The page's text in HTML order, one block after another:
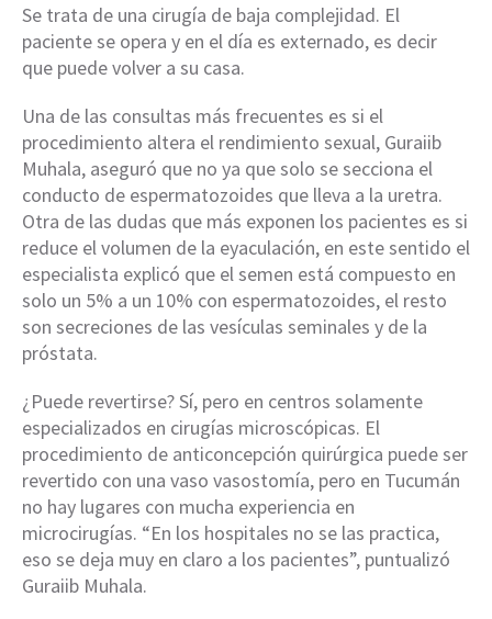
Se trata de una cirugía de baja complejidad. El
paciente se opera y en el día es externado, es decir
que puede volver a su casa.
Una de las consultas más frecuentes es si el
procedimiento altera el rendimiento sexual, Guraiib
Muhala, aseguró que no ya que solo se secciona el
conducto de espermatozoides que lleva a la uretra.
Otra de las dudas que más exponen los pacientes es si
reduce el volumen de la eyaculación, en este sentido el
especialista explicó que el semen está compuesto en
solo un 5% a un 10% con espermatozoides, el resto
son secreciones de las vesículas seminales y de la
próstata.
¿Puede revertirse? Sí, pero en centros solamente
especializados en cirugías microscópicas. El
procedimiento de anticoncepción quirúrgica puede ser
revertido con una vaso vasostomía, pero en Tucumán
no hay lugares con mucha experiencia en
microcirugías. “En los hospitales no se las practica,
eso se deja muy en claro a los pacientes”, puntualizó
Guraiib Muhala.